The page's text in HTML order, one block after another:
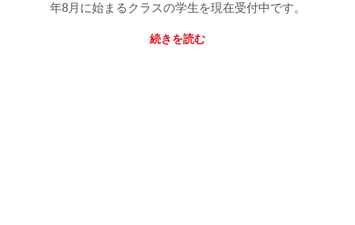
年8月に始まるクラスの学生を現在受付中です。
続きを読む